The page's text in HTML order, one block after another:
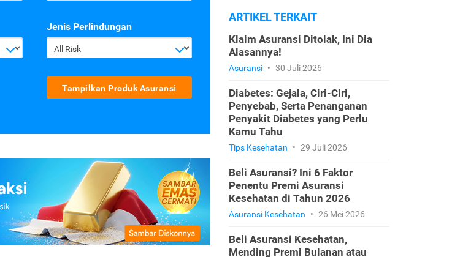
Jenis Perlindungan
All Risk
Tampilkan Produk Asuransi
ARTIKEL TERKAIT
Klaim Asuransi Ditolak, Ini Dia
Alasannya!
Asuransi • 30 Juli 2026
Diabetes: Gejala, Ciri-Ciri,
Penyebab, Serta Penanganan
Penyakit Diabetes yang Perlu
Kamu Tahu
Tips Kesehatan • 29 Juli 2026
Beli Asuransi? Ini 6 Faktor
Penentu Premi Asuransi
Kesehatan di Tahun 2026
Asuransi Kesehatan • 26 Mei 2026
Beli Asuransi Kesehatan,
Mending Premi Bulanan atau